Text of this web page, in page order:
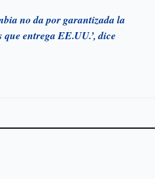
no da por garantizada la
entrega EE.UU.’, dice